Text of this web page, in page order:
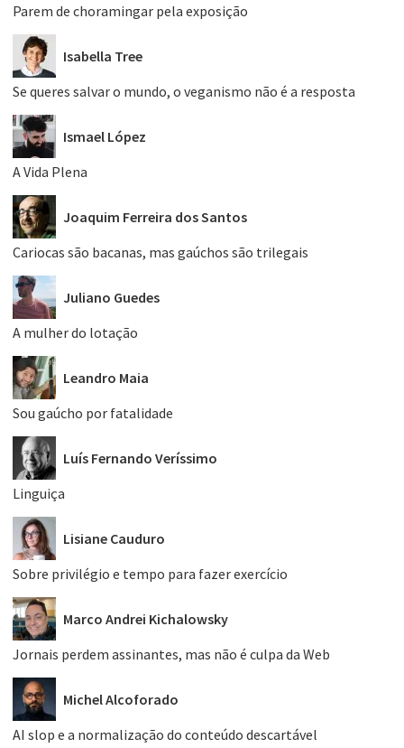
Parem de choramingar pela exposição
Isabella Tree
Se queres salvar o mundo, o veganismo não é a resposta
Ismael López
A Vida Plena
Joaquim Ferreira dos Santos
Cariocas são bacanas, mas gaúchos são trilegais
Juliano Guedes
A mulher do lotação
Leandro Maia
Sou gaúcho por fatalidade
Luís Fernando Veríssimo
Linguiça
Lisiane Cauduro
Sobre privilégio e tempo para fazer exercício
Marco Andrei Kichalowsky
Jornais perdem assinantes, mas não é culpa da Web
Michel Alcoforado
AI slop e a normalização do conteúdo descartável